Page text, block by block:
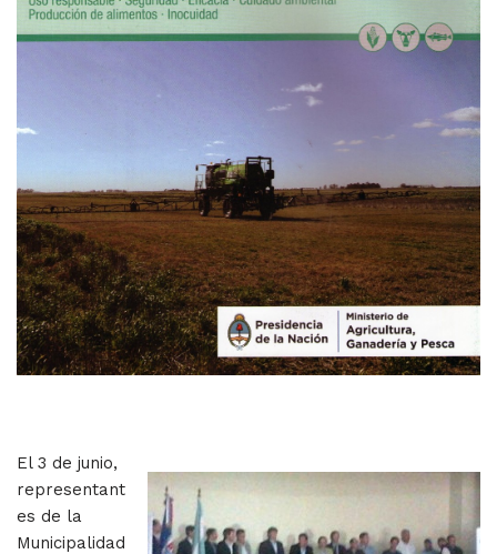
El 3 de junio,
representant
es de la
Municipalidad